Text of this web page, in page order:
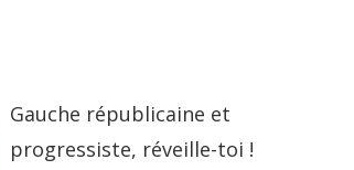
Gauche républicaine et
progressiste, réveille-toi !